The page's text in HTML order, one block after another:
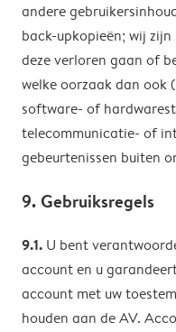
andere
back-upkopieën; wij
deze verloren gaan of
welke oorzaak dan ook
software- of
telecommunicatie- of
gebeurtenissen buiten
9. Gebruiksregels
9.1. U bent
account en u
account met uw
houden aan de AV.